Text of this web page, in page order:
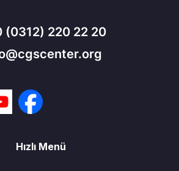
(0312) 220 22 20
Hızlı Menü